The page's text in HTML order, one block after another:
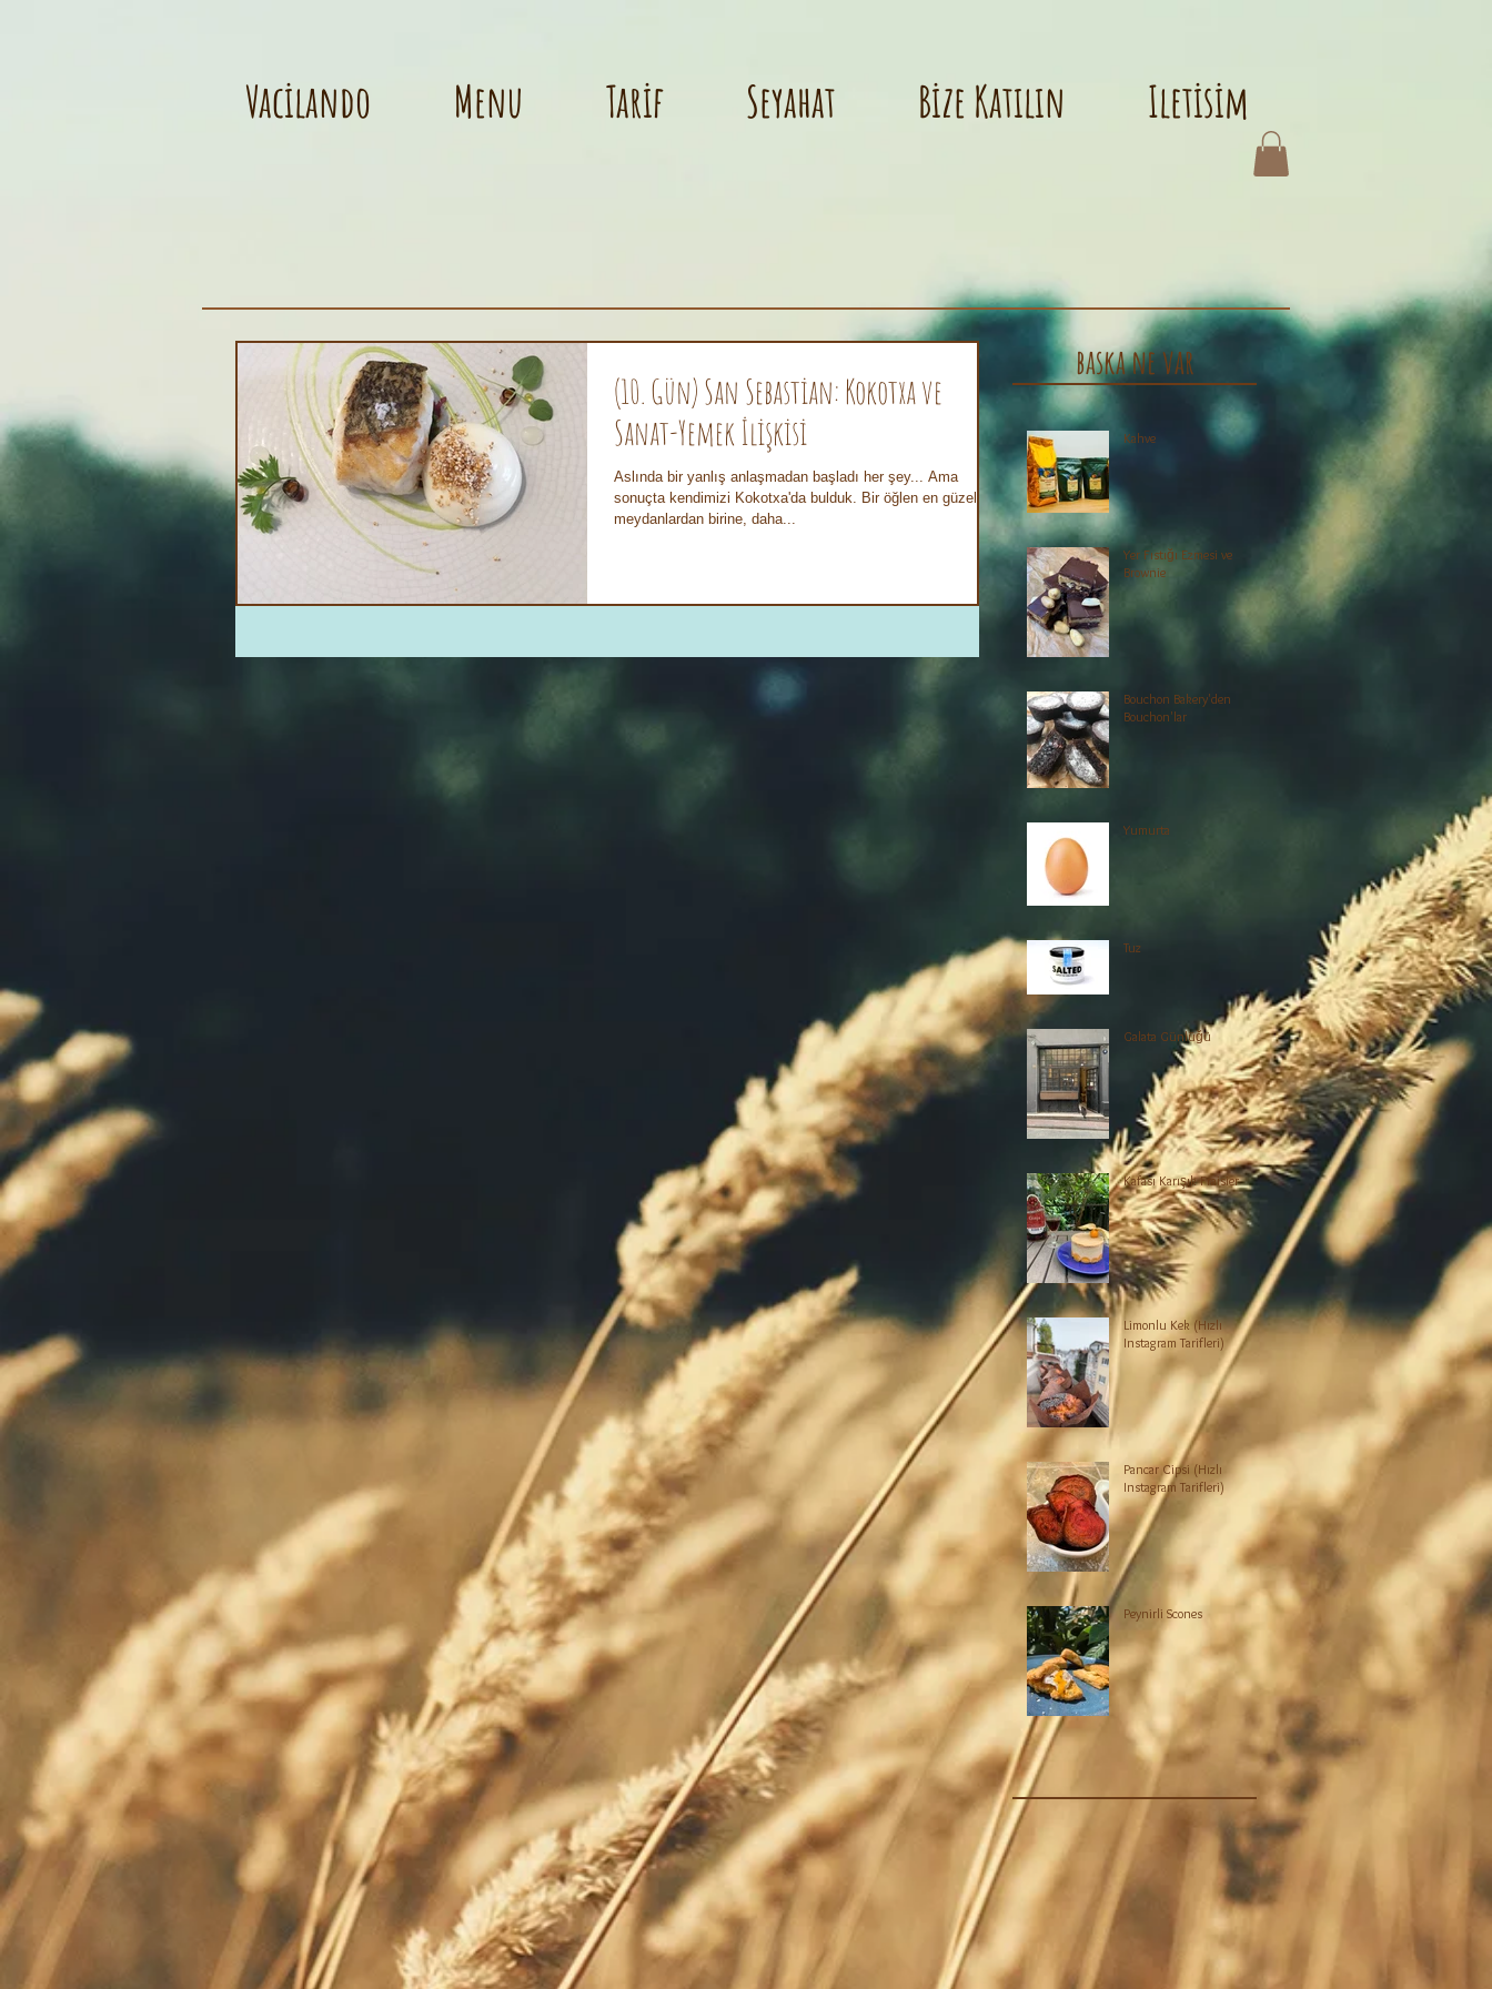
Vacilando Menu Tarif Seyahat Bize Katılın Iletisim
(10. Gün) San Sebastian: Kokotxa ve
Sanat-Yemek İlişkisi
Aslında bir yanlış anlaşmadan başladı her şey... Ama
sonuçta kendimizi Kokotxa'da bulduk. Bir öğlen en güzel
meydanlardan birine, daha...
baska ne var
Kahve
Yer Fıstığı Ezmesi ve
Brownie
Bouchon Bakery'den
Bouchon'lar
Yumurta
Tuz
Galata Günlüğü
Kafası Karışık Fraisier
Limonlu Kek (Hızlı
Instagram Tarifleri)
Pancar Cipsi (Hızlı
Instagram Tarifleri)
Peynirli Scones